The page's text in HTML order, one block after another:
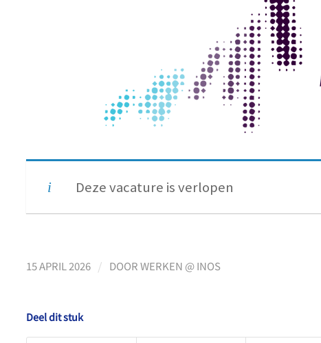
Deze vacature is verlopen
15 APRIL 2026 / DOORWERKEN @ INOS
Deel dit stuk